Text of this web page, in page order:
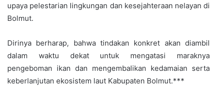
upaya pelestarian lingkungan dan kesejahteraan nelayan di
Bolmut.
Dirinya berharap, bahwa tindakan konkret akan diambil
dalam waktu dekat untuk mengatasi maraknya
pengeboman ikan dan mengembalikan kedamaian serta
keberlanjutan ekosistem laut Kabupaten Bolmut.***